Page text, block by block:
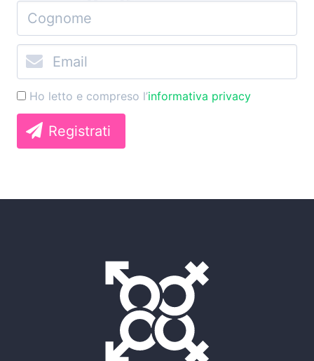
Ho letto e compreso l’informativa privacy
Registrati